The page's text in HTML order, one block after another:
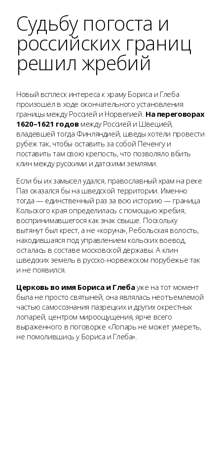
Судьбу погоста и
российских границ
решил жребий
Новый всплеск интереса к храму Бориса и Глеба
произошёл в ходе окончательного установления
границы между Россией и Норвегией. На переговорах
1620–1621 годовмежду Россией и Швецией,
владевшей тогда Финляндией, шведы хотели провести
рубеж так, чтобы оставить за собой Печенгу и
поставить там свою крепость, что позволяло вбить
клин между русскими и датскими землями.
Если бы их замысел удался, православный храм на реке
Паз оказался бы на шведской территории. Именно
тогда — единственный раз за всю историю — граница
Кольского края определилась с помощью жребия,
воспринимавшегося как знак свыше. Поскольку
вытянут был крест, а не «коруна», Ребольская волость,
находившаяся под управлением кольских воевод,
осталась в составе московской державы. А клин
шведских земель в русско-норвежском порубежье так
и не появился.
Церковь во имя Бориса и Глебауже на тот момент
была не просто святыней, она являлась неотъемлемой
частью самосознания пазрецких и других окрестных
лопарей, центром мироощущения, ярче всего
выраженного в поговорке «Лопарь не может умереть,
не помолившись у Бориса и Глеба».